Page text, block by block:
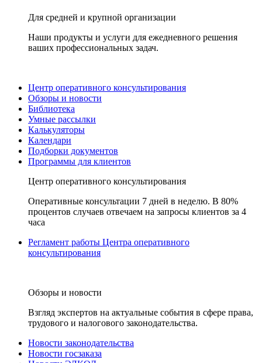
Для средней и крупной организации
Наши продукты и услуги для ежедневного решения
ваших профессиональных задач.
Центр оперативного консультирования
Обзоры и новости
Библиотека
Умные рассылки
Калькуляторы
Календари
Подборки документов
Программы для клиентов
Центр оперативного консультирования
Оперативные консультации 7 дней в неделю. В 80%
процентов случаев отвечаем на запросы клиентов за 4
часа
Регламент работы Центра оперативного
консультирования
Обзоры и новости
Взгляд экспертов на актуальные события в сфере права,
трудового и налогового законодательства.
Новости законодательства
Новости госзаказа